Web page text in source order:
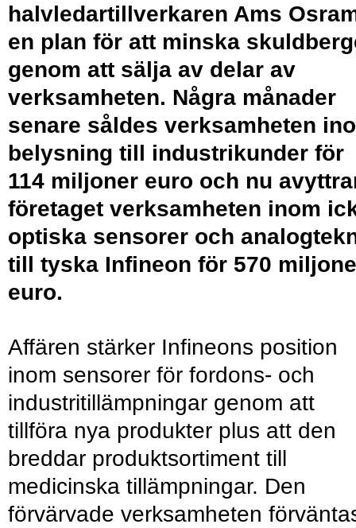
halvledartillverkaren Ams
en plan för att minska
genom att sälja av delar av
verksamheten. Några månader
senare såldes verksamheten
belysning till industrikunder för
114 miljoner euro och nu
företaget verksamheten inom
optiska sensorer och
till tyska Infineon för 570
euro.
Affären stärker Infineons position
inom sensorer för fordons- och
industritillämpningar genom att
tillföra nya produkter plus att den
breddar produktsortiment till
medicinska tillämpningar. Den
förvärvade verksamheten